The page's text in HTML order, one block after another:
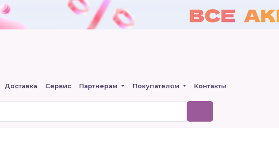
Доставка Сервис Партнерам Покупателям Контакты